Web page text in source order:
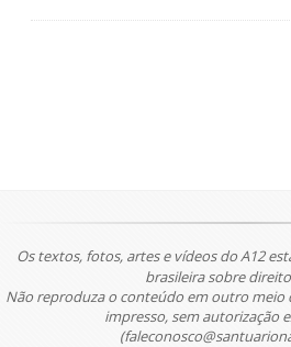
Os textos, fotos, artes e vídeos do A12
brasileira sobre
Não reproduza o conteúdo em outro meio
impresso, sem autorização